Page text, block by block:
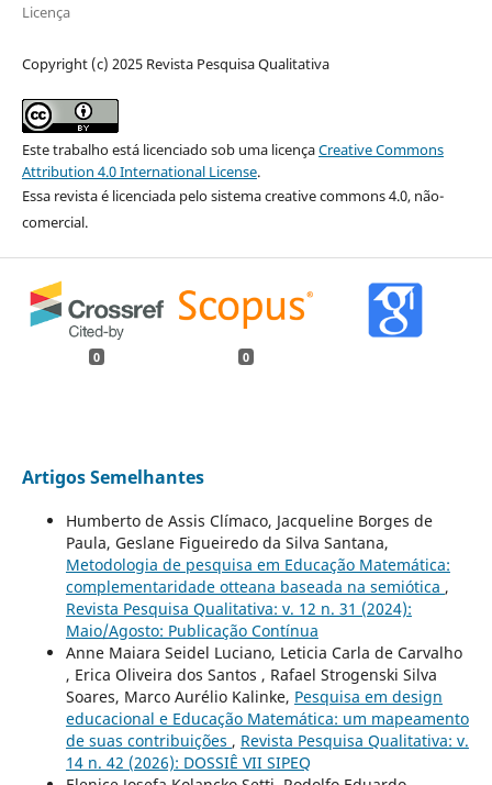
Licença
Copyright (c) 2025 Revista Pesquisa Qualitativa
Este trabalho está licenciado sob uma licençaCreative Commons
Attribution 4.0 International License.
Essa revista é licenciada pelo sistema creative commons 4.0, não-
comercial.
0 0
Artigos Semelhantes
Humberto de Assis Clímaco, Jacqueline Borges de
Paula, Geslane Figueiredo da Silva Santana,
Metodologia de pesquisa em Educação Matemática:
complementaridade otteana baseada na semiótica ,
Revista Pesquisa Qualitativa: v. 12 n. 31 (2024):
Maio/Agosto: Publicação Contínua
Anne Maiara Seidel Luciano, Leticia Carla de Carvalho
, Erica Oliveira dos Santos , Rafael Strogenski Silva
Soares, Marco Aurélio Kalinke, Pesquisa em design
educacional e Educação Matemática: um mapeamento
de suas contribuições , Revista Pesquisa Qualitativa: v.
14 n. 42 (2026): DOSSIÊ VII SIPEQ